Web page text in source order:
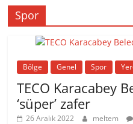
Spor
Bölge Genel Spor
TECO Karacabey
‘süper’ zafer
26 Aralık 2022 meltem